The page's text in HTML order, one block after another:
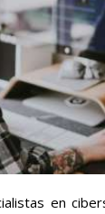
en